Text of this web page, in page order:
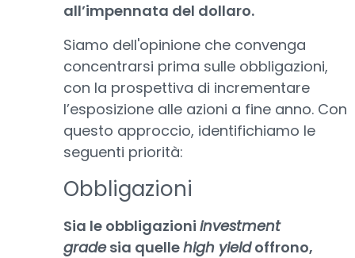
all’impennata del dollaro.
Siamo dell'opinione che convenga
concentrarsi prima sulle obbligazioni,
con la prospettiva di incrementare
l’esposizione alle azioni a fine anno. Con
questo approccio, identifichiamo le
seguenti priorità:
Obbligazioni
Sia le obbligazioni investment
gradesia quellehigh yieldoffrono,